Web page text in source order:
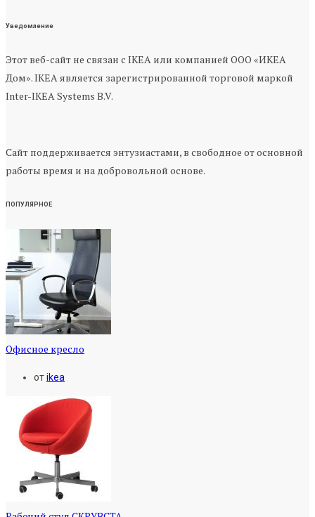
Уведомление
Этот веб-сайт не связан с IKEA или компанией ООО «ИКЕА
Дом». IKEA является зарегистрированной торговой маркой
Inter-IKEA Systems B.V.
Сайт поддерживается энтузиастами, в свободное от основной
работы время и на добровольной основе.
ПОПУЛЯРНОЕ
Офисное кресло
отikea